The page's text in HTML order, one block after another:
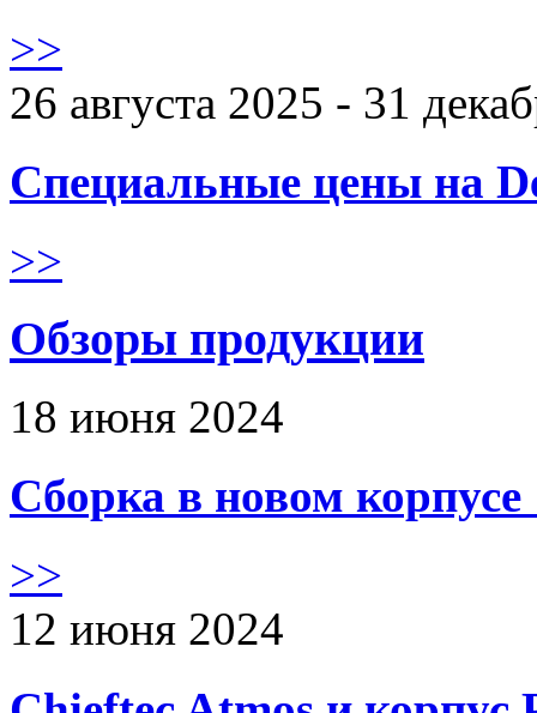
>>
26 августа 2025 - 31
Специальные цены на
>>
Обзоры продукции
18 июня 2024
Сборка в новом
>>
12 июня 2024